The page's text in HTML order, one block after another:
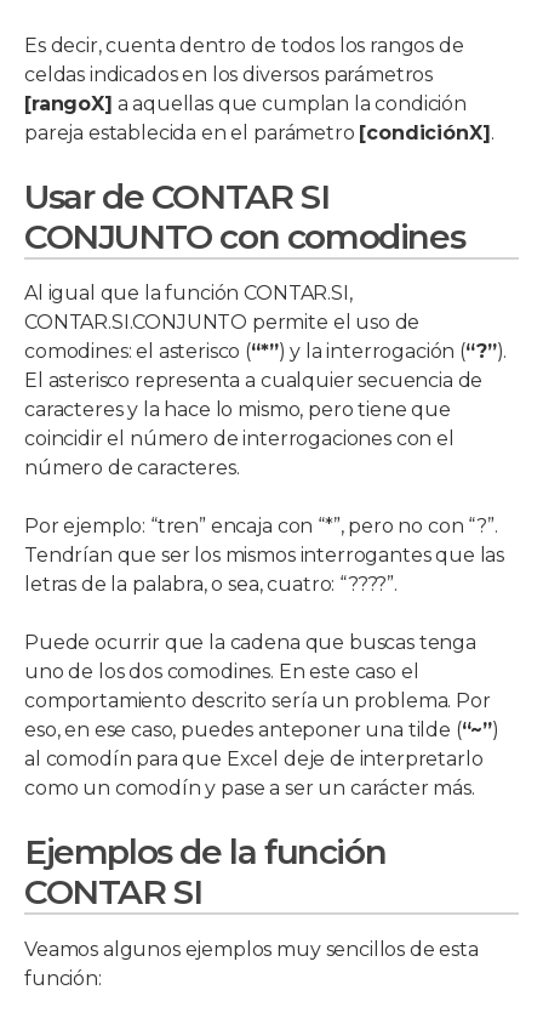
Es decir, cuenta dentro de todos los rangos de
celdas indicados en los diversos parámetros
[rangoX] a aquellas que cumplan la condición
pareja establecida en el parámetro [condiciónX].
Usar de CONTAR SI
CONJUNTO con comodines
Al igual que la función CONTAR.SI,
CONTAR.SI.CONJUNTO permite el uso de
comodines: el asterisco (“*”) y la interrogación (“?”).
El asterisco representa a cualquier secuencia de
caracteres y la hace lo mismo, pero tiene que
coincidir el número de interrogaciones con el
número de caracteres.
Por ejemplo: “tren” encaja con “*”, pero no con “?”.
Tendrían que ser los mismos interrogantes que las
letras de la palabra, o sea, cuatro: “????”.
Puede ocurrir que la cadena que buscas tenga
uno de los dos comodines. En este caso el
comportamiento descrito sería un problema. Por
eso, en ese caso, puedes anteponer una tilde (“~”)
al comodín para que Excel deje de interpretarlo
como un comodín y pase a ser un carácter más.
Ejemplos de la función
CONTAR SI
Veamos algunos ejemplos muy sencillos de esta
función: